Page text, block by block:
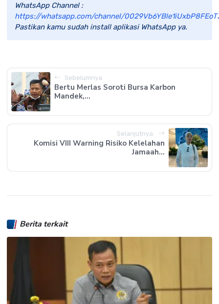
WhatsApp Channel :
https://whatsapp.com/channel/
Pastikan kamu sudah install aplikasi WhatsApp ya.
Sebelumnya
Bertu Merlas Soroti Bursa Karbon
Mandek,...
Selanjutnya
Komisi VIII Warning Risiko Kelelahan
Jamaah...
Berita terkait